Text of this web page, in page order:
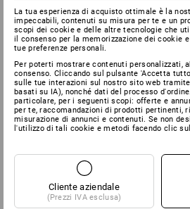
La tua esperienza di acquisto ottimale è la
impeccabili, contenuti su misura per te e un
scopi dei cookie e delle altre tecnologie che
il consenso per la memorizzazione dei cookie
tue preferenze personali.
Per poterti mostrare contenuti personalizzati,
consenso. Cliccando sul pulsante 'Accetta
sulle tue interazioni sul nostro sito web
basati su IA), nonché dati del processo
particolare, per i seguenti scopi: offerte e
per te, raccomandazioni di prodotti pertinenti,
misurazione di annunci e contenuti. Se non
l'utilizzo di tali cookie e metodi facendo clic
Cliente aziendale
(Prezzi IVA esclusa)